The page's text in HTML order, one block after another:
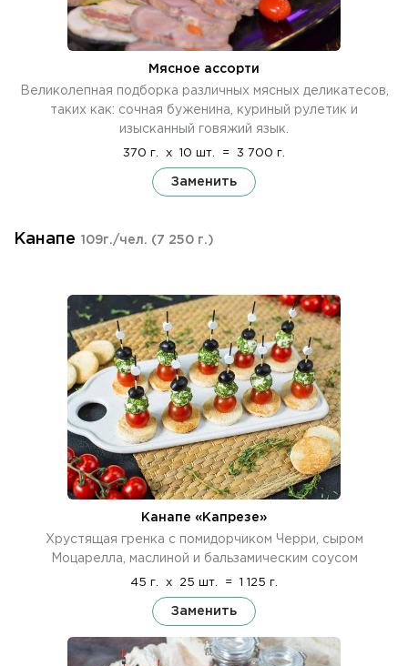
Мясное ассорти
Великолепная подборка различных мясных деликатесов,
таких как: сочная буженина, куриный рулетик и
изысканный говяжий язык.
370 г. x 10 шт. = 3 700 г.
Заменить
Канапе 109г./чел. (7 250 г.)
Канапе «Капрезе»
Хрустящая гренка с помидорчиком Черри, сыром
Моцарелла, маслиной и бальзамическим соусом
45 г. x 25 шт. = 1 125 г.
Заменить